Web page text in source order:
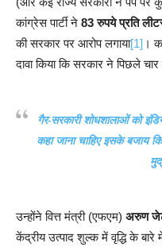
कांग्रेस पार्टी ने 83 रुपये प्रति
की सरकार पर आरोप लगाया[1] ।
दावा किया कि सरकार ने पिछले
गैर-सरकारी शोधशालाओं को
कहा जाना चाहिए इसके बजाय
उन्होंने वित्त मंत्री (एफएम) अरुण
केंद्रीय उत्पाद शुल्क में वृद्धि के